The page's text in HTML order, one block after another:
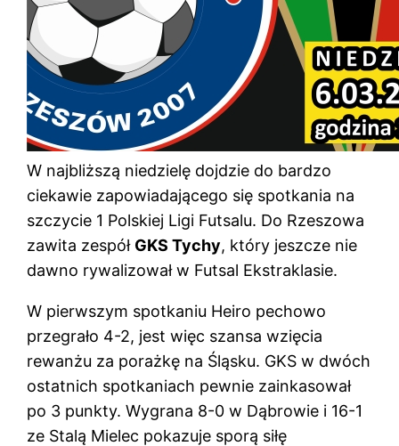
W najbliższą niedzielę dojdzie do bardzo
ciekawie zapowiadającego się spotkania na
szczycie 1 Polskiej Ligi Futsalu. Do Rzeszowa
zawita zespół GKS Tychy, który jeszcze nie
dawno rywalizował w Futsal Ekstraklasie.
W pierwszym spotkaniu Heiro pechowo
przegrało 4-2, jest więc szansa wzięcia
rewanżu za porażkę na Śląsku. GKS w dwóch
ostatnich spotkaniach pewnie zainkasował
po 3 punkty. Wygrana 8-0 w Dąbrowie i 16-1
ze Stalą Mielec pokazuje sporą siłę